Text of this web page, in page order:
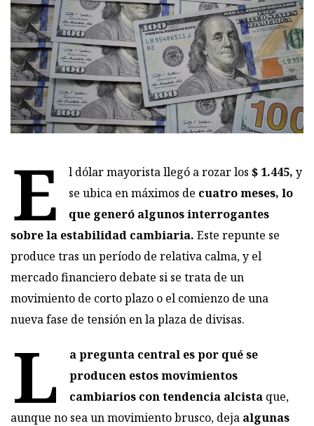
E l dólar mayorista llegó a rozar los $ 1.445, y
se ubica en máximos de cuatro meses, lo
que generó algunos interrogantes
sobre la estabilidad cambiaria. Este repunte se
produce tras un período de relativa calma, y el
mercado financiero debate si se trata de un
movimiento de corto plazo o el comienzo de una
nueva fase de tensión en la plaza de divisas.
L
a pregunta central es por qué se
producen estos movimientos
cambiarios con tendencia alcista que,
aunque no sea un movimiento brusco, deja algunas